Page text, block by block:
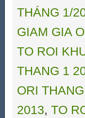
THÁNG 1/
GIAM GIA
TO ROI
THANG 1
ORI
2013, TO